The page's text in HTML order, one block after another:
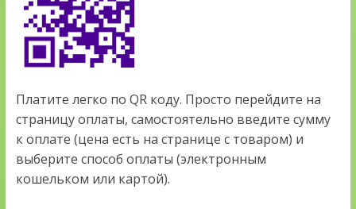
Платите легко по QR коду. Просто перейдите на
страницу оплаты, самостоятельно введите сумму
к оплате (цена есть на странице с товаром) и
выберите способ оплаты (электронным
кошельком или картой).